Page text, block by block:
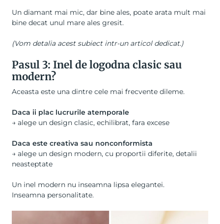
Un diamant mai mic, dar bine ales, poate arata mult mai
bine decat unul mare ales gresit.
(Vom detalia acest subiect intr-un articol dedicat.)
Pasul 3: Inel de logodna clasic sau
modern?
Aceasta este una dintre cele mai frecvente dileme.
Daca ii plac lucrurile atemporale
→ alege un design clasic, echilibrat, fara excese
Daca este creativa sau nonconformista
→ alege un design modern, cu proportii diferite, detalii
neasteptate
Un inel modern nu inseamna lipsa elegantei.
Inseamna personalitate.